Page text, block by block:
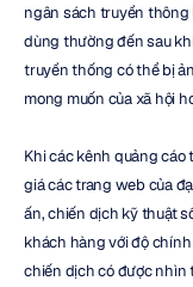
ngân sách truyền thông
dùng thường đến sau
truyền thống có thể bị
mong muốn của xã hội
Khi các kênh quảng cáo
giá các trang web của
ấn, chiến dịch kỹ thuật
khách hàng với độ
chiến dịch có được nhìn